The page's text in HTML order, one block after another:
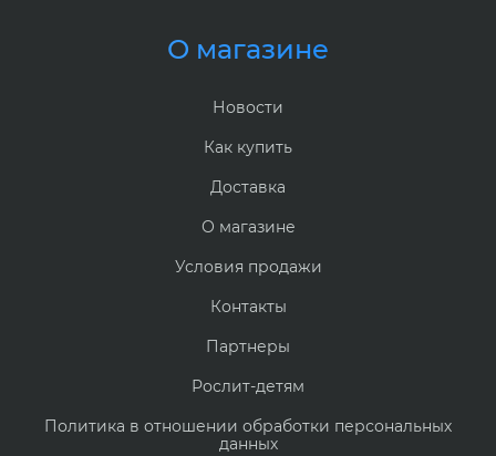
О магазине
Новости
Как купить
Доставка
О магазине
Условия продажи
Контакты
Партнеры
Рослит-детям
Политика в отношении обработки персональных
данных